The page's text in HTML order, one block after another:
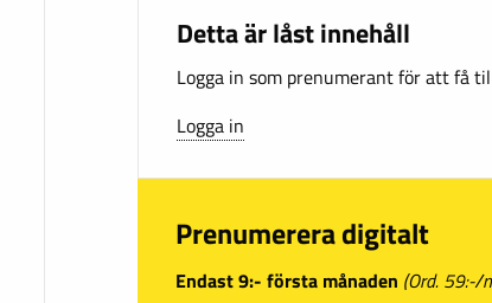
Detta är låst innehåll
Logga in som prenumerant för att få
Logga in
Prenumerera digitalt
Endast 9:- första månaden (Ord. 59:-/